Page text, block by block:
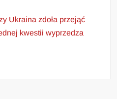
Ukraina zdoła przejąć
kwestii wyprzedza